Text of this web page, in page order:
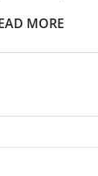
MORE